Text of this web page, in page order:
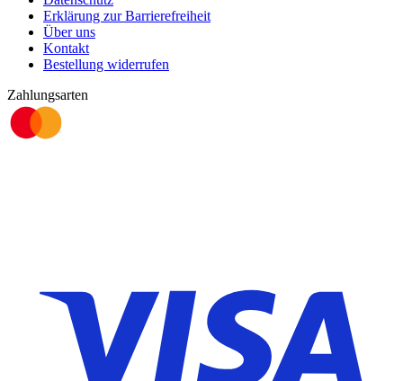
Erklärung zur Barrierefreiheit
Über uns
Kontakt
Bestellung widerrufen
Zahlungsarten